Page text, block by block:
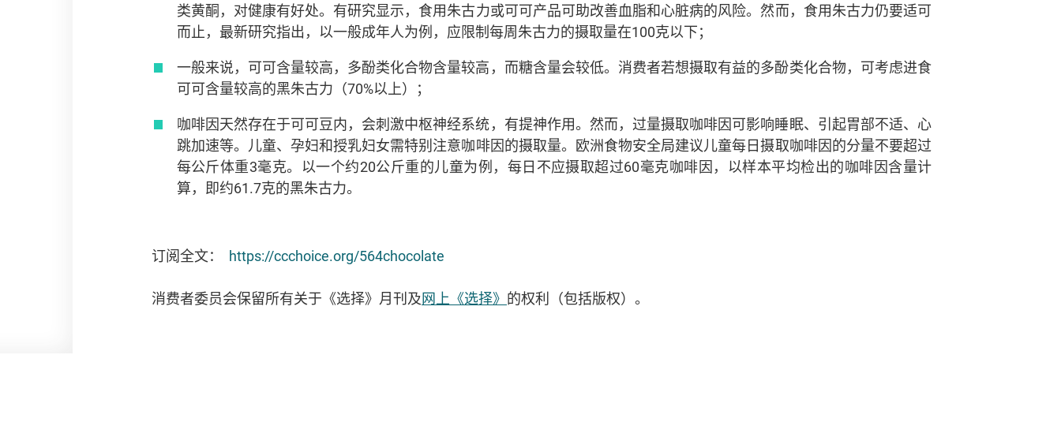
类黄酮，对健康有好处。有研究显示，食用朱古力或可可产品可助改善血脂和心脏病的风险。然而，食用朱古力仍要适可
而止，最新研究指出，以一般成年人为例，应限制每周朱古力的摄取量在100克以下；
一般来说，可可含量较高，多酚类化合物含量较高，而糖含量会较低。消费者若想摄取有益的多酚类化合物，可考虑进食
可可含量较高的黑朱古力（70%以上）；
咖啡因天然存在于可可豆内，会刺激中枢神经系统，有提神作用。然而，过量摄取咖啡因可影响睡眠、引起胃部不适、心
跳加速等。儿童、孕妇和授乳妇女需特别注意咖啡因的摄取量。欧洲食物安全局建议儿童每日摄取咖啡因的分量不要超过
每公斤体重3毫克。以一个约20公斤重的儿童为例，每日不应摄取超过60毫克咖啡因，以样本平均检出的咖啡因含量计
算，即约61.7克的黑朱古力。
订阅全文： https://ccchoice.org/564chocolate
消费者委员会保留所有关于《选择》月刊及网上《选择》 的权利（包括版权）。